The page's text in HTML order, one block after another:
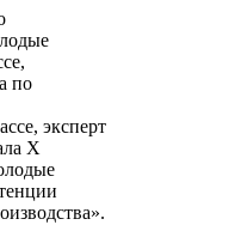
по
эксперт
X